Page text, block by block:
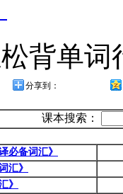
背单词
分享到：
课本搜索：
必备词汇》
汇》
》